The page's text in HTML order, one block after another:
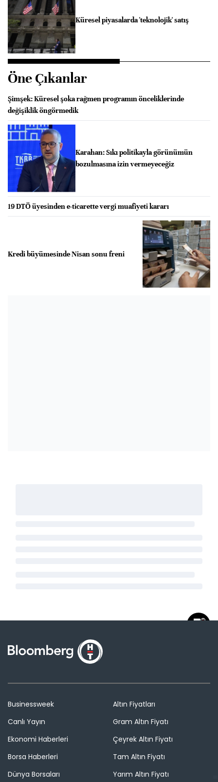
Küresel piyasalarda 'teknolojik' satış
Öne Çıkanlar
Şimşek: Küresel şoka rağmen programın önceliklerinde
değişiklik öngörmedik
Karahan: Sıkı politikayla görünümün
bozulmasına izin vermeyeceğiz
19 DTÖ üyesinden e-ticarette vergi muafiyeti kararı
Kredi büyümesinde Nisan sonu freni
Businessweek
Canlı Yayın
Ekonomi Haberleri
Borsa Haberleri
Dünya Borsaları
Altın Fiyatları
Gram Altın Fiyatı
Çeyrek Altın Fiyatı
Tam Altın Fiyatı
Yarım Altın Fiyatı